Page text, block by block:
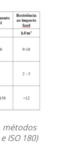
métodos
ISO 180)